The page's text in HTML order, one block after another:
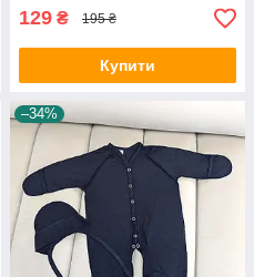
129 ₴ 195 ₴
Купити
–34%